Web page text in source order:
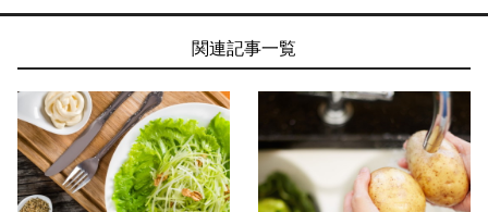
関連記事一覧